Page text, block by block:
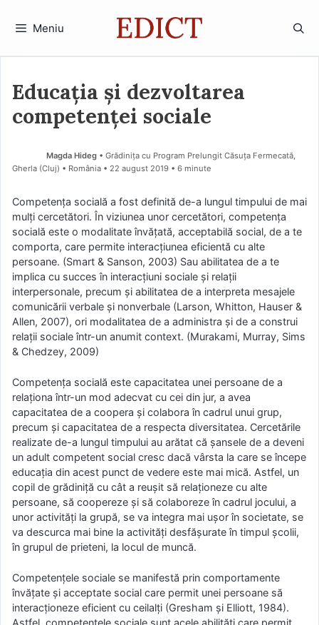
Meniu
Educaţia şi dezvoltarea
competenţei sociale
Magda Hideg • Grădinița cu Program Prelungit Căsuța Fermecată,
Gherla (Cluj) • România
22 august 2019 • 6 minute
Competenţa socială a fost definită de-a lungul timpului de mai
mulţi cercetători. În viziunea unor cercetători, competenţa
socială este o modalitate învăţată, acceptabilă social, de a te
comporta, care permite interacţiunea eficientă cu alte
persoane. (Smart & Sanson, 2003) Sau abilitatea de a te
implica cu succes în interacţiuni sociale şi relaţii
interpersonale, precum şi abilitatea de a interpreta mesajele
comunicării verbale şi nonverbale (Larson, Whitton, Hauser &
Allen, 2007), ori modalitatea de a administra şi de a construi
relaţii sociale într-un anumit context. (Murakami, Murray, Sims
& Chedzey, 2009)
Competenţa socială este capacitatea unei persoane de a
relaţiona într-un mod adecvat cu cei din jur, a avea
capacitatea de a coopera şi colabora în cadrul unui grup,
precum şi capacitatea de a respecta diversitatea. Cercetările
realizate de-a lungul timpului au arătat că şansele de a deveni
un adult competent social cresc dacă vârsta la care se începe
educaţia din acest punct de vedere este mai mică. Astfel, un
copil de grădiniţă cu cât a reuşit să relaţioneze cu alte
persoane, să coopereze şi să colaboreze în cadrul jocului, a
unor activităţi la grupă, se va integra mai uşor în societate, se
va descurca mai bine la activităţi desfăşurate în timpul şcolii,
în grupul de prieteni, la locul de muncă.
Competenţele sociale se manifestă prin comportamente
învăţate şi acceptate social care permit unei persoane să
interacţioneze eficient cu ceilalţi (Gresham şi Elliott, 1984).
Astfel, competenţele sociale sunt acele abilităţi care permit